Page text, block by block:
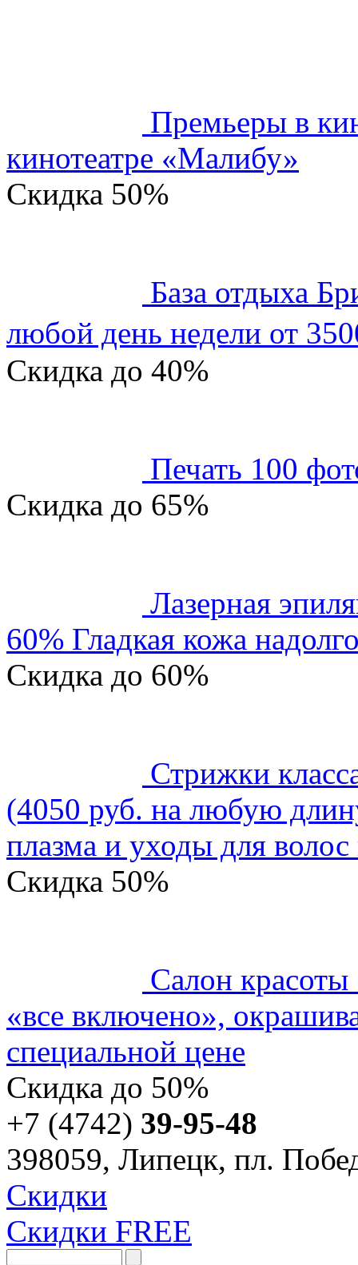
Премьеры в
кинотеатре «Малибу»
Скидка 50%
База отдыха
любой день недели от
Скидка до 40%
Печать 100
Скидка до 65%
Лазерная
60% Гладкая кожа
Скидка до 60%
Стрижки
(4050 руб. на любую
плазма и уходы для волос
Скидка 50%
Салон
«все включено»,
специальной цене
Скидка до 50%
+7 (4742) 39-95-48
398059, Липецк, пл.
Скидки
Скидки FREE